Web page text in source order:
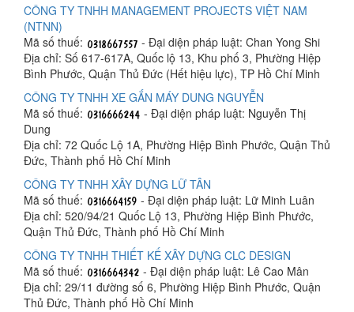
CÔNG TY TNHH MANAGEMENT PROJECTS VIỆT NAM
(NTNN)
Mã số thuế:
- Đại diện pháp luật: Chan Yong Shi
Địa chỉ: Số 617-617A, Quốc lộ 13, Khu phố 3, Phường Hiệp
Bình Phước, Quận Thủ Đức (Hết hiệu lực), TP Hồ Chí Minh
CÔNG TY TNHH XE GẮN MÁY DUNG NGUYỄN
Mã số thuế:
- Đại diện pháp luật: Nguyễn Thị
Dung
Địa chỉ: 72 Quốc Lộ 1A, Phường Hiệp Bình Phước, Quận Thủ
Đức, Thành phố Hồ Chí Minh
CÔNG TY TNHH XÂY DỰNG LỮ TÂN
Mã số thuế:
- Đại diện pháp luật: Lữ Minh Luân
Địa chỉ: 520/94/21 Quốc Lộ 13, Phường Hiệp Bình Phước,
Quận Thủ Đức, Thành phố Hồ Chí Minh
CÔNG TY TNHH THIẾT KẾ XÂY DỰNG CLC DESIGN
Mã số thuế:
- Đại diện pháp luật: Lê Cao Mân
Địa chỉ: 29/11 đường số 6, Phường Hiệp Bình Phước, Quận
Thủ Đức, Thành phố Hồ Chí Minh